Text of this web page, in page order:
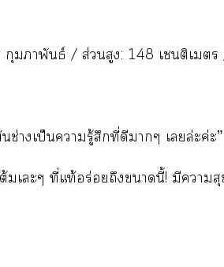
มภาพันธ์ / ส่วนสูง: 148 เซนติเมต
ช่างเป็นารู้สึกที่ดีาๆ เล่ะค่ะ”
มเะๆ ที่แท้อร่อยถึงานี้! มีาสุ